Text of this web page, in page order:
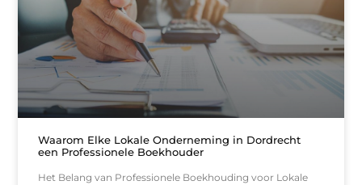
Waarom Elke Lokale Onderneming in Dordrecht
een Professionele Boekhouder
Het Belang van Professionele Boekhouding voor Lokale